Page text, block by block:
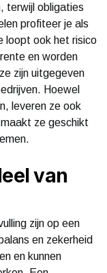
terwijl obligaties
profiteer je als
loopt ook het risico
en worden
zijn uitgegeven
Hoewel
leveren ze ook
ze geschikt
van
zijn op een
en zekerheid
en kunnen